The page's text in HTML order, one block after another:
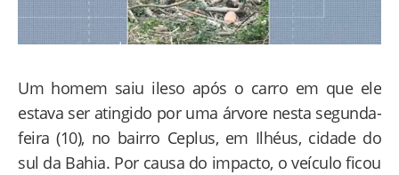
Um homem saiu ileso após o carro em que ele
estava ser atingido por uma árvore nesta segunda-
feira (10), no bairro Ceplus, em Ilhéus, cidade do
sul da Bahia. Por causa do impacto, o veículo ficou